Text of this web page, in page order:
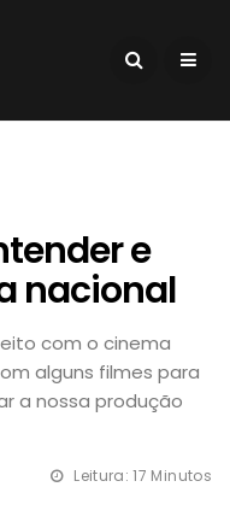
e
nacional
com o cinema
alguns filmes para
a nossa produção
Leitura: 17 Minutos